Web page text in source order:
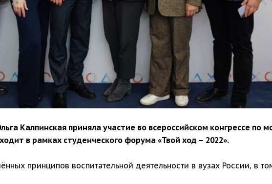
Калпинская приняла участие во всероссийском конгрессе по
в рамках студенческого форума «Твой ход – 2022».
принципов воспитательной деятельности в вузах России, в